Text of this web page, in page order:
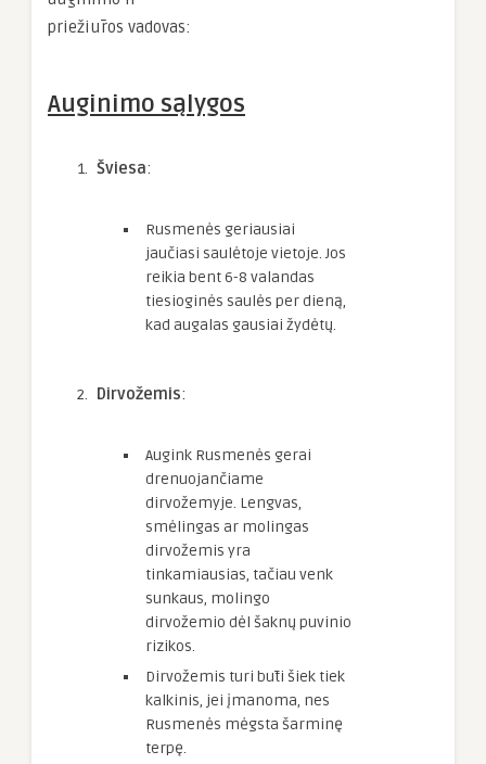
priežiūros vadovas:
Auginimo sąlygos
Šviesa:
Rusmenės geriausiai
jaučiasi saulėtoje vietoje. Jos
reikia bent 6-8 valandas
tiesioginės saulės per dieną,
kad augalas gausiai žydėtų.
Dirvožemis:
Augink Rusmenės gerai
drenuojančiame
dirvožemyje. Lengvas,
smėlingas ar molingas
dirvožemis yra
tinkamiausias, tačiau venk
sunkaus, molingo
dirvožemio dėl šaknų puvinio
rizikos.
Dirvožemis turi būti šiek tiek
kalkinis, jei įmanoma, nes
Rusmenės mėgsta šarminę
terpę.